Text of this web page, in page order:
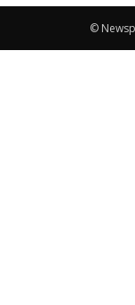
©